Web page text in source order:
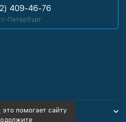
409-46-76
Петербург
это помогает сайту